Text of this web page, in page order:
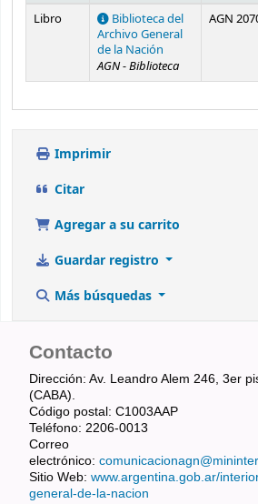
Existencias
Libro
Biblioteca del
Archivo General
de la Nación
AGN - Biblioteca
AGN
Imprimir
Citar
Agregar a su carrito
Guardar registro
Más búsquedas
Contacto
Dirección: Av. Leandro Alem 246, 3er
(CABA).
Código postal: C1003AAP
Teléfono: 2206-0013
Correo
electrónico:
Sitio Web: www.argentina.gob.ar/
general-de-la-nacion